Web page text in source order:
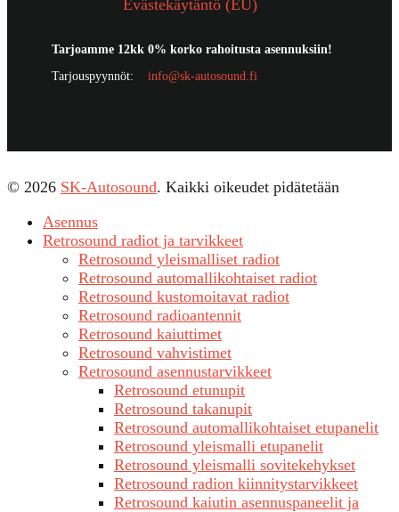
Evästekäytäntö (EU)
Tarjoamme 12kk 0% korko rahoitusta asennuksiin!
Tarjouspyynnöt: info@sk-autosound.fi
© 2026 SK-Autosound. Kaikki oikeudet pidätetään
Asennus
Retrosound radiot ja tarvikkeet
Retrosound yleismalliset radiot
Retrosound automallikohtaiset radiot
Retrosound kustomoitavat radiot
Retrosound radioantennit
Retrosound kaiuttimet
Retrosound vahvistimet
Retrosound asennustarvikkeet
Retrosound etunupit
Retrosound takanupit
Retrosound automallikohtaiset etupanelit
Retrosound yleismalli etupanelit
Retrosound yleismalli sovitekehykset
Retrosound radion kiinnitystarvikkeet
Retrosound kaiutin asennuspaneelit ja